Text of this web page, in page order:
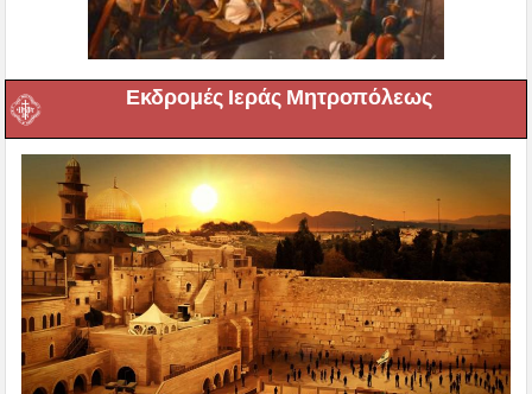
Εκδρομές Ιεράς Μητροπόλεως